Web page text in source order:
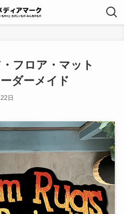
フロア・マット
ダーメイド
日